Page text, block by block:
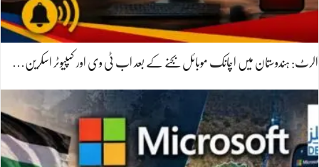
الرٹ: ہندوستان میں اچانک موبائل بجنے کے بعد اب ٹی وی اور کمپیوٹر اسکرین…